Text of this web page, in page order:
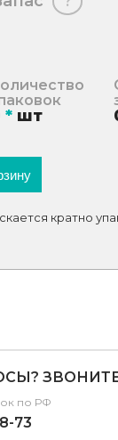
* шт
кратно
по РФ
73